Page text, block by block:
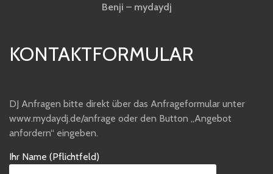
Benji – mydaydj
KONTAKTFORMULAR
DJ Anfragen bitte direkt über das Anfrageformular unter
www.mydaydj.de/anfrage oder den Button „Angebot
anfordern“ eingeben.
Ihr Name (Pflichtfeld)